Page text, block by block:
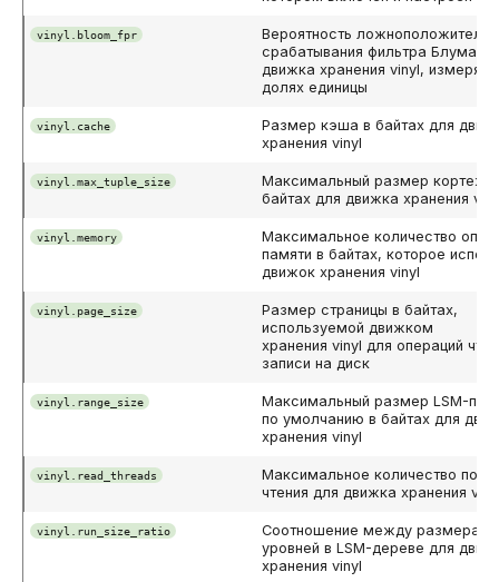
vinyl.bloom_fpr
Вероятность
срабатывания фильтра Блума
движка хранения vinyl,
долях единицы
vinyl.cache
Размер кэша в байтах для
хранения vinyl
vinyl.max_tuple_size
Максимальный размер кортежа
байтах для движка хранения
vinyl.memory
Максимальное количество
памяти в байтах, которое
движок хранения vinyl
vinyl.page_size
Размер страницы в байтах,
используемой движком
хранения vinyl для операций
записи на диск
vinyl.range_size
Максимальный размер LSM-
по умолчанию в байтах для
хранения vinyl
vinyl.read_threads
Максимальное количество
чтения для движка хранения
vinyl.run_size_ratio
Соотношение между
уровней в LSM-дереве для
хранения vinyl